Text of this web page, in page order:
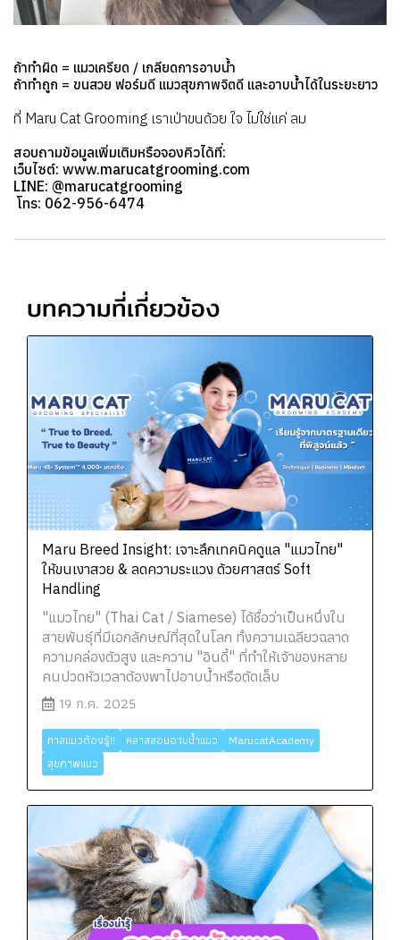
ถ้าทำผิด = แมวเครียด / เกลียดการอาบน้ำ
ถ้าทำถูก = ขนสวย ฟอร์มดี แมวสุขภาพจิตดี และอาบน้ำได้ในระยะยาว
ที่ Maru Cat Grooming เราเป่าขนด้วย ใจ ไม่ใช่แค่ ลม
สอบถามข้อมูลเพิ่มเติมหรือจองคิวได้ที่:
เว็บไซต์: www.marucatgrooming.com
LINE: @marucatgrooming
️ โทร: 062-956-6474
บทความที่เกี่ยวข้อง
Maru Breed Insight: เจาะลึกเทคนิคดูแล "แมวไทย"
ให้ขนเงาสวย & ลดความระแวง ด้วยศาสตร์ Soft
Handling
"แมวไทย" (Thai Cat / Siamese) ได้ชื่อว่าเป็นหนึ่งใน
สายพันธุ์ที่มีเอกลักษณ์ที่สุดในโลก ทั้งความเฉลียวฉลาด
ความคล่องตัวสูง และความ "อินดี้" ที่ทำให้เจ้าของหลาย
คนปวดหัวเวลาต้องพาไปอาบน้ำหรือตัดเล็บ
19 ก.ค. 2025
ทาสแมวต้องรู้!! คลาสสอนอาบน้ำแมว
MarucatAcademy
สุขภาพแมว